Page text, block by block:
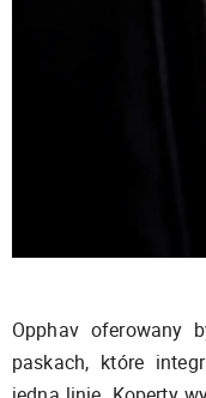
Opphav oferowany
paskach, które